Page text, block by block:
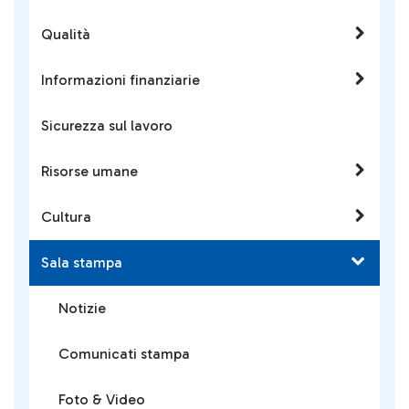
Qualità
Informazioni finanziarie
Sicurezza sul lavoro
Risorse umane
Cultura
Sala stampa
Notizie
Comunicati stampa
Foto & Video